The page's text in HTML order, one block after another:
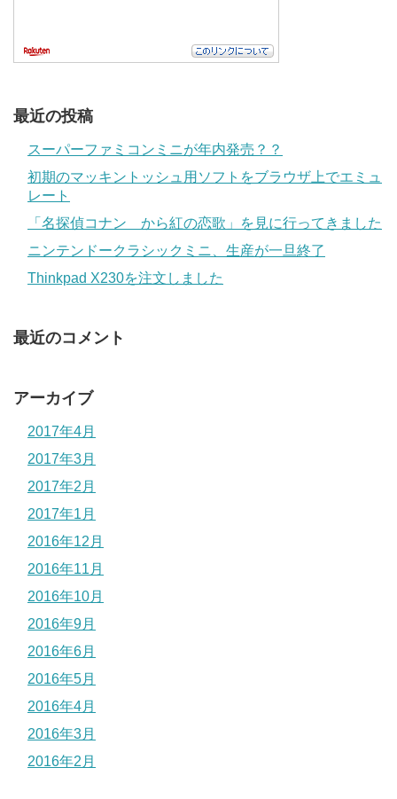
最近の投稿
スーパーファミコンミニが年内発売？？
初期のマッキントッシュ用ソフトをブラウザ上でエミュ
レート
「名探偵コナン から紅の恋歌」を見に行ってきました
ニンテンドークラシックミニ、生産が一旦終了
Thinkpad X230を注文しました
最近のコメント
アーカイブ
2017年4月
2017年3月
2017年2月
2017年1月
2016年12月
2016年11月
2016年10月
2016年9月
2016年6月
2016年5月
2016年4月
2016年3月
2016年2月